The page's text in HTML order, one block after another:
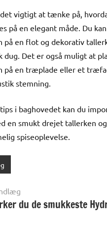
vigtigt at tænke på,
på en elegant måde. Du
på en flot og dekorativ
dug. Det er også muligt at
på en træplade eller et
stemning.
i baghovedet kan du
en smukt drejet tallerken og
spiseoplevelse.
du de smukkeste